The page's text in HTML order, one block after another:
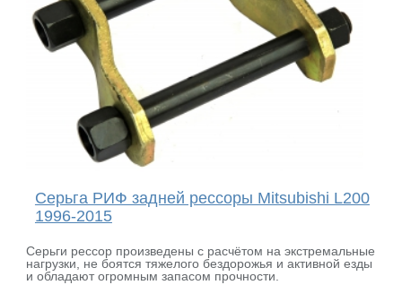
Серьга РИФ задней рессоры Mitsubishi L200
1996-2015
Серьги рессор произведены с расчётом на экстремальные
нагрузки, не боятся тяжелого бездорожья и активной езды
и обладают огромным запасом прочности.